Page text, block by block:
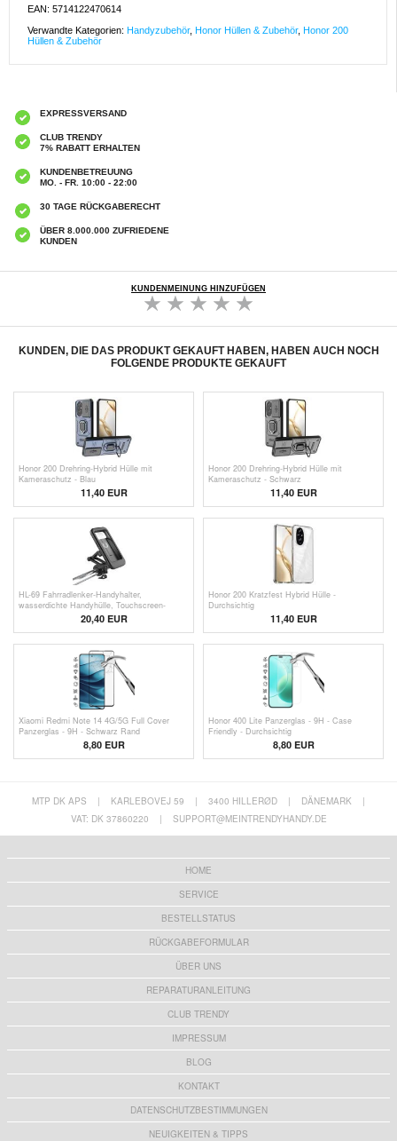
EAN: 5714122470614
Verwandte Kategorien: Handyzubehör, Honor Hüllen & Zubehör, Honor 200
Hüllen & Zubehör
EXPRESSVERSAND
CLUB TRENDY
7% RABATT ERHALTEN
KUNDENBETREUUNG
MO. - FR. 10:00 - 22:00
30 TAGE RÜCKGABERECHT
ÜBER 8.000.000 ZUFRIEDENE
KUNDEN
KUNDENMEINUNG HINZUFÜGEN
KUNDEN, DIE DAS PRODUKT GEKAUFT HABEN, HABEN AUCH NOCH
FOLGENDE PRODUKTE GEKAUFT
Honor 200 Drehring-Hybrid Hülle mit
Kameraschutz - Blau
11,40 EUR
Honor 200 Drehring-Hybrid Hülle mit
Kameraschutz - Schwarz
11,40 EUR
HL-69 Fahrradlenker-Handyhalter,
wasserdichte Handyhülle, Touchscreen-
Halterung für Radfahren und Motorrad
20,40 EUR
Honor 200 Kratzfest Hybrid Hülle -
Durchsichtig
11,40 EUR
Xiaomi Redmi Note 14 4G/5G Full Cover
Panzerglas - 9H - Schwarz Rand
8,80 EUR
Honor 400 Lite Panzerglas - 9H - Case
Friendly - Durchsichtig
8,80 EUR
MTP DK APS | KARLEBOVEJ 59 | 3400 HILLERØD | DÄNEMARK
|
VAT: DK 37860220
| SUPPORT@MEINTRENDYHANDY.DE
HOME
SERVICE
BESTELLSTATUS
RÜCKGABEFORMULAR
ÜBER UNS
REPARATURANLEITUNG
CLUB TRENDY
IMPRESSUM
BLOG
KONTAKT
DATENSCHUTZBESTIMMUNGEN
NEUIGKEITEN & TIPPS